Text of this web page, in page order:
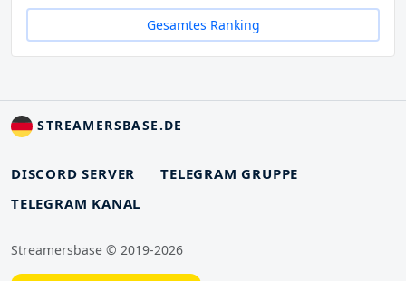
Gesamtes Ranking
STREAMERSBASE.DE
DISCORD SERVER
TELEGRAM GRUPPE
TELEGRAM KANAL
Streamersbase © 2019-2026